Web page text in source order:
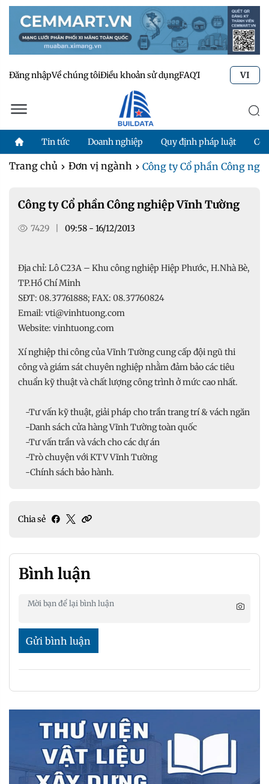
Đăng nhậpVề chúng tôiĐiều khoản sử dụngFAQTư vấn kỹ thuật
VI
Tin tức Doanh nghiệp Quy định pháp luật
Trang chủ Đơn vị ngành Công ty Cổ phần Công
Công ty Cổ phần Công nghiệp Vĩnh Tường
7429 09:58 - 16/12/2013
Địa chỉ: Lô C23A – Khu công nghiệp Hiệp Phước, H.Nhà Bè,
TP.Hồ Chí Minh
SĐT: 08.37761888; FAX: 08.37760824
Email: vti@vinhtuong.com
Website: vinhtuong.com
Xí nghiệp thi công của Vĩnh Tường cung cấp đội ngũ thi
công và giám sát chuyên nghiệp nhằm đảm bảo các tiêu
chuẩn kỹ thuật và chất lượng công trình ở mức cao nhất.
-Tư vấn kỹ thuật, giải pháp cho trần trang trí & vách ngăn
-Danh sách cửa hàng Vĩnh Tường toàn quốc
-Tư vấn trần và vách cho các dự án
-Trò chuyện với KTV Vĩnh Tường
-Chính sách bảo hành.
Chia sẻ
Bình luận
Gửi bình luận